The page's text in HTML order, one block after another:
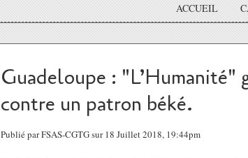
ACCUEIL
Guadeloupe : "L’Humanité"
contre un patron béké.
Publié par FSAS-CGTG sur 18 Juillet 2018, 19:44pm